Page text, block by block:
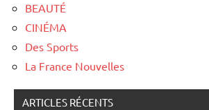
BEAUTÉ
CINÉMA
Des Sports
La France Nouvelles
ARTICLES RÉCENTS